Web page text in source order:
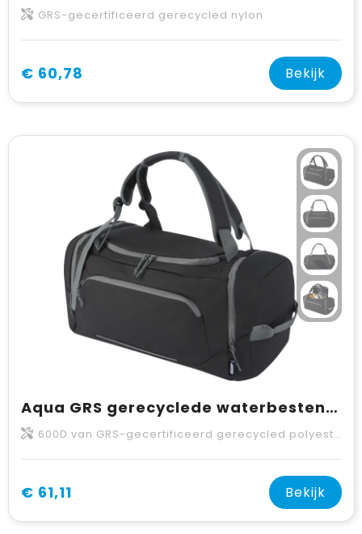
GRS-gecertificeerd gerecycled nylon
€ 60,78 Bekijk
Aqua GRS gerecyclede waterbestendige duffelrugzak 35 l
600D van GRS-gecertificeerd gerecycled polyester
€ 61,11 Bekijk